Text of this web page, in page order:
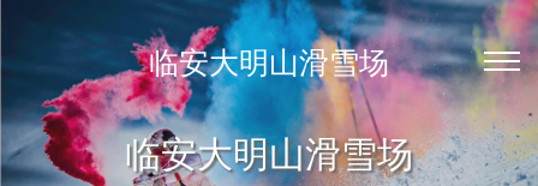
临安大明山滑雪场
临安大明山滑雪场